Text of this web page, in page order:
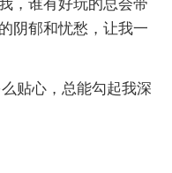
，谁有好玩的总会带
阴郁和忧愁，让我一
贴心，总能勾起我深